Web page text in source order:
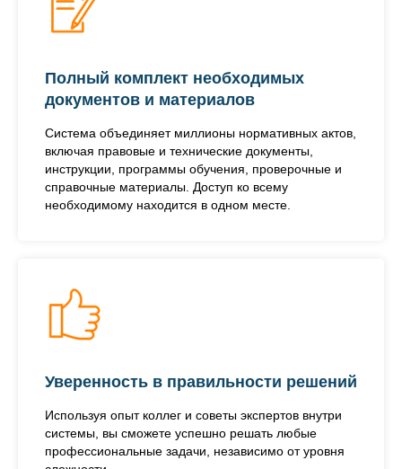
Полный комплект необходимых
документов и материалов
Система объединяет миллионы нормативных актов,
включая правовые и технические документы,
инструкции, программы обучения, проверочные и
справочные материалы. Доступ ко всему
необходимому находится в одном месте.
Уверенность в правильности решений
Используя опыт коллег и советы экспертов внутри
системы, вы сможете успешно решать любые
профессиональные задачи, независимо от уровня